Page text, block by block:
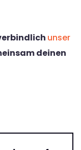
unser
deinen